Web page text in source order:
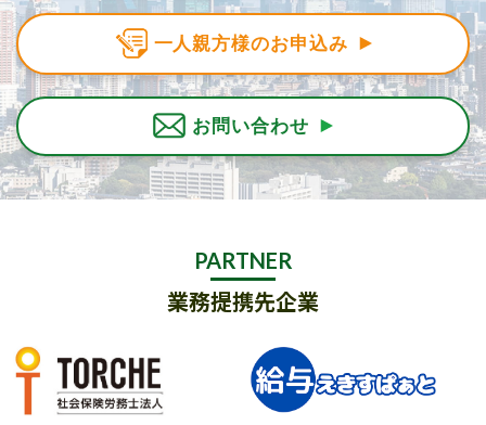
一人親方様のお申込み
お問い合わせ
PARTNER
業務提携先企業